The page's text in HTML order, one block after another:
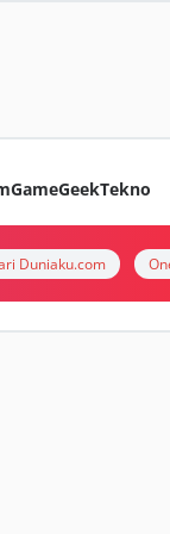
GameGeekTekno
Duniaku.com